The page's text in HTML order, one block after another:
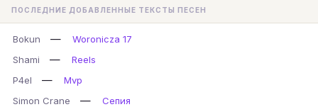
ПОСЛЕДНИЕ ДОБАВЛЕННЫЕ ТЕКСТЫ ПЕСЕН
Bokun —
Woronicza 17
Shami
—
Reels
P4el
—
Mvp
Simon Crane
—
Сепия